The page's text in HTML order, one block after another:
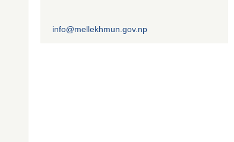
info@mellekhmun.gov.np